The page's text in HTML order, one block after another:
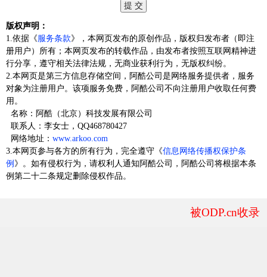
版权声明：
1.依据《服务条款》，本网页发布的原创作品，版权归发布者（即注
册用户）所有；本网页发布的转载作品，由发布者按照互联网精神进
行分享，遵守相关法律法规，无商业获利行为，无版权纠纷。
2.本网页是第三方信息存储空间，阿酷公司是网络服务提供者，服务
对象为注册用户。该项服务免费，阿酷公司不向注册用户收取任何费
用。
名称：阿酷（北京）科技发展有限公司
联系人：李女士，QQ468780427
网络地址： www.arkoo.com
3.本网页参与各方的所有行为，完全遵守《信息网络传播权保护条
例 》。如有侵权行为，请权利人通知阿酷公司，阿酷公司将根据本条
例第二十二条规定删除侵权作品。
被ODP.cn收录